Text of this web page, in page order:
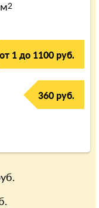
м2
от 1 до 1100 руб.
360 руб.